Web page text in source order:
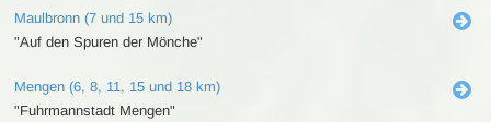
Maulbronn (7 und 15 km)
"Auf den Spuren der Mönche"
Mengen (6, 8, 11, 15 und 18 km)
"Fuhrmannstadt Mengen"